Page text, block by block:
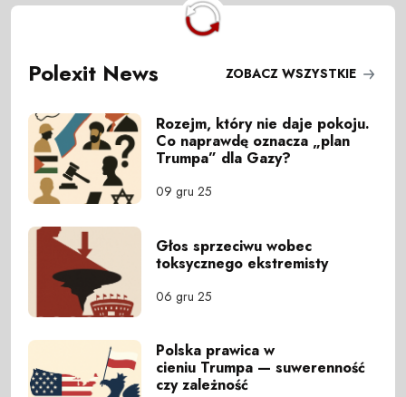
Polexit News ZOBACZ WSZYSTKIE
Rozejm, który nie daje pokoju.
Co naprawdę oznacza „plan
Trumpa” dla Gazy?
09 gru 25
Głos sprzeciwu wobec
toksycznego ekstremisty
06 gru 25
Polska prawica w
cieniu Trumpa — suwerenność
czy zależność